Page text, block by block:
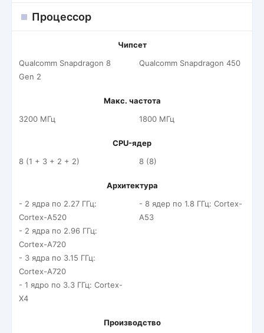
Процессор
Чипсет
Qualcomm Snapdragon 8
Gen 2
Qualcomm Snapdragon 450
Макс. частота
3200 МГц
1800 МГц
CPU-ядер
8 (1 + 3 + 2 + 2)
8 (8)
Архитектура
- 2 ядра по 2.27 ГГц:
Cortex-A520
- 2 ядра по 2.96 ГГц:
Cortex-A720
- 3 ядра по 3.15 ГГц:
Cortex-A720
- 1 ядро по 3.3 ГГц: Cortex-
X4
- 8 ядер по 1.8 ГГц: Cortex-
A53
Производство